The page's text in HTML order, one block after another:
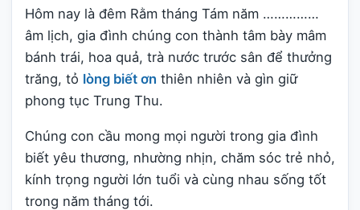
Hôm nay là đêm Rằm tháng Tám năm ……………
âm lịch, gia đình chúng con thành tâm bày mâm
bánh trái, hoa quả, trà nước trước sân để thưởng
trăng, tỏ lòng biết ơn thiên nhiên và gìn giữ
phong tục Trung Thu.
Chúng con cầu mong mọi người trong gia đình
biết yêu thương, nhường nhịn, chăm sóc trẻ nhỏ,
kính trọng người lớn tuổi và cùng nhau sống tốt
trong năm tháng tới.